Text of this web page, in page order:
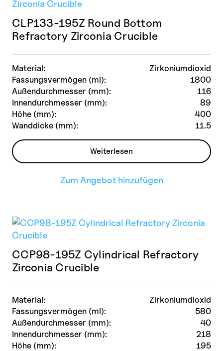
Material:
Zirkoniumdioxid
Fassungsvermögen (ml):
1800
Außendurchmesser (mm):
116
Innendurchmesser (mm):
89
Höhe (mm):
400
Wanddicke (mm):
11.5
CLP133-195Z Round Bottom
Refractory Zirconia Crucible
Weiterlesen
Zum Angebot hinzufügen
Material:
Zirkoniumdioxid
Fassungsvermögen (ml):
580
Außendurchmesser (mm):
40
Innendurchmesser (mm):
218
Höhe (mm):
195
CCP98-195Z Cylindrical Refractory
Zirconia Crucible